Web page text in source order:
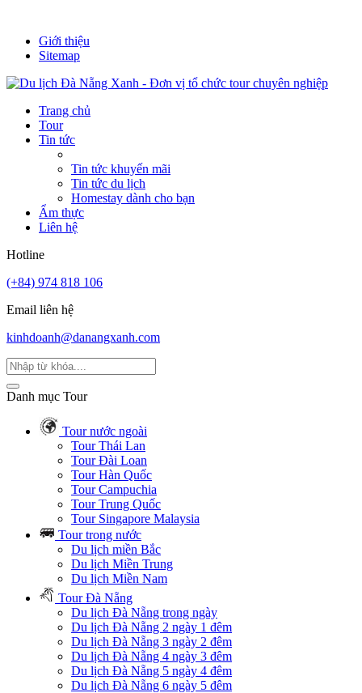
Giới thiệu
Sitemap
Trang chủ
Tour
Tin tức
Tin tức khuyến mãi
Tin tức du lịch
Homestay dành cho bạn
Ẩm thực
Liên hệ
Hotline
(+84) 974 818 106
Email liên hệ
kinhdoanh@danangxanh.com
Danh mục Tour
Tour nước ngoài
Tour Thái Lan
Tour Đài Loan
Tour Hàn Quốc
Tour Campuchia
Tour Trung Quốc
Tour Singapore Malaysia
Tour trong nước
Du lịch miền Bắc
Du lịch Miền Trung
Du lịch Miền Nam
Tour Đà Nẵng
Du lịch Đà Nẵng trong ngày
Du lịch Đà Nẵng 2 ngày 1 đêm
Du lịch Đà Nẵng 3 ngày 2 đêm
Du lịch Đà Nẵng 4 ngày 3 đêm
Du lịch Đà Nẵng 5 ngày 4 đêm
Du lịch Đà Nẵng 6 ngày 5 đêm